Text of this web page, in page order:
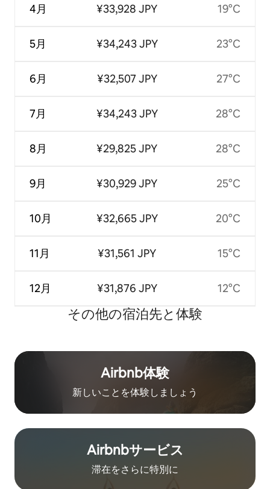
4月
5月
6月
7月
8月
9月
10月
11月
12月
¥33,928 JPY
¥34,243 JPY
¥32,507 JPY
¥34,243 JPY
¥29,825 JPY
¥30,929 JPY
¥32,665 JPY
¥31,561 JPY
¥31,876 JPY
19°C
23°C
27°C
28°C
28°C
25°C
20°C
15°C
12°C
その他の宿⁠泊⁠先と体⁠験
Airbnb体験
新しいことを体験しましょう
Airbnb⁠サ⁠ー⁠ビ⁠ス
滞在をさ⁠ら⁠に特⁠別⁠に